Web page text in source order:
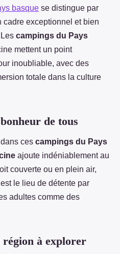
basque se distingue par
cadre exceptionnel et bien
campings du Pays
mettent un point
inoubliable, avec des
totale dans la culture
de tous
dans ces campings du Pays
ajoute indéniablement au
couverte ou en plein air,
le lieu de détente par
adultes comme des
région à explorer